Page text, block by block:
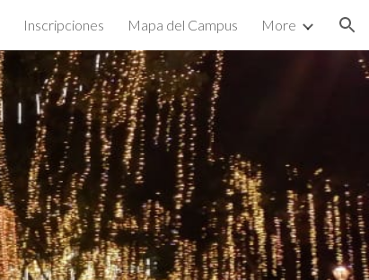
Inscripciones Mapa del Campus More